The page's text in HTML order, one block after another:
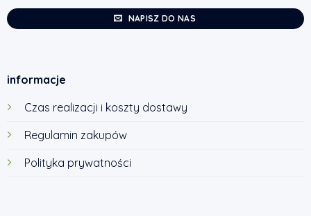
NAPISZ DO NAS
informacje
Czas realizacji i koszty dostawy
Regulamin zakupów
Polityka prywatności